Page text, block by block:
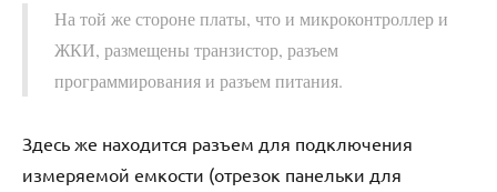
На той же стороне платы, что и микроконтроллер и
ЖКИ, размещены транзистор, разъем
программирования и разъем питания.
Здесь же находится разъем для подключения
измеряемой емкости (отрезок панельки для